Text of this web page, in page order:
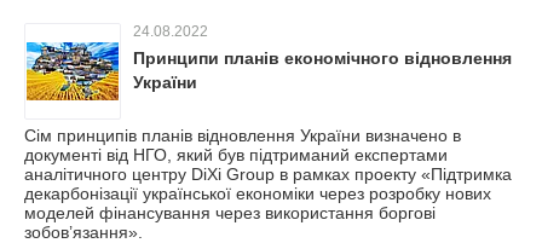
24.08.2022
Принципи планів економічного відновлення
України
Сім принципів планів відновлення України визначено в
документі від НГО, який був підтриманий експертами
аналітичного центру DiXi Group в рамках проекту «Підтримка
декарбонізації української економіки через розробку нових
моделей фінансування через використання боргові
зобов’язання».